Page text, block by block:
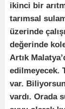
ikinci bir
tarımsal
üzerinde
değerinde
Artık
edilmeyecek.
var.
vardı. Orada